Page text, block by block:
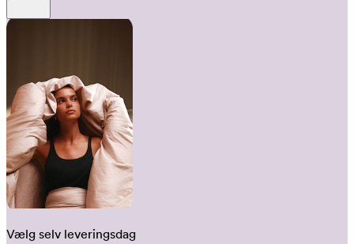
Vælg selv leveringsdag